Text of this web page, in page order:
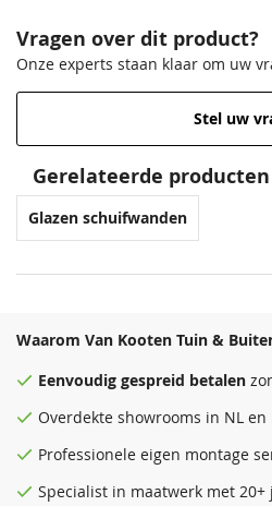
Vragen over dit product?
Onze experts staan klaar om uw
Stel uw
Gerelateerde producten
Glazen schuifwanden
Waarom Van Kooten Tuin &
Eenvoudig gespreid betalen
Overdekte showrooms in NL en
Professionele eigen montage
Specialist in maatwerk met